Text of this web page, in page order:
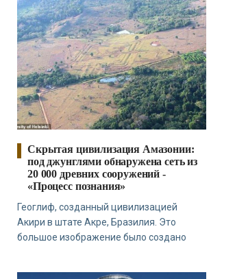
Скрытая цивилизация Амазонии:
под джунглями обнаружена сеть из
20 000 древних сооружений -
«Процесс познания»
Геоглиф, созданный цивилизацией
Акири в штате Акре, Бразилия. Это
большое изображение было создано